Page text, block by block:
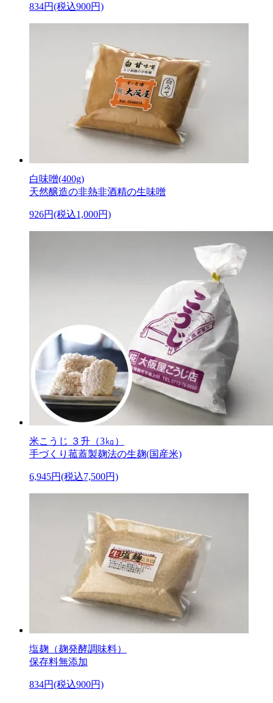
834円(税込900円)
白味噌(400g)
天然醸造の非熱非酒精の生味噌
926円(税込1,000円)
米こうじ ３升（3㎏）
手づくり菰蓋製麹法の生麹(国産米)
6,945円(税込7,500円)
塩麹（麹発酵調味料）
保存料無添加
834円(税込900円)